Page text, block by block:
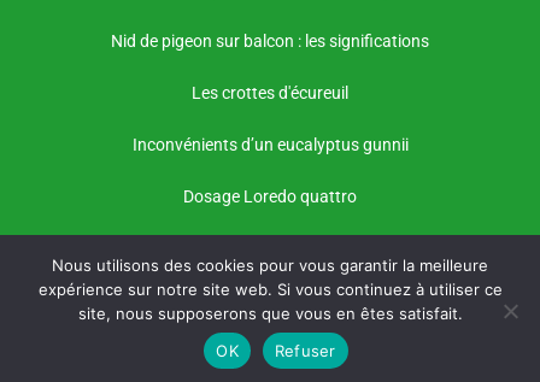
Nid de pigeon sur balcon : les significations
Les crottes d'écureuil
Inconvénients d’un eucalyptus gunnii
Dosage Loredo quattro
Nous utilisons des cookies pour vous garantir la meilleure
expérience sur notre site web. Si vous continuez à utiliser ce
site, nous supposerons que vous en êtes satisfait.
OK
Refuser